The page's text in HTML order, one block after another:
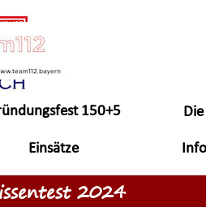
Menü überspringen
▼
150+5
▼
Einsätze
2024